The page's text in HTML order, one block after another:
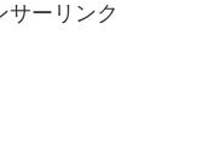
サーリンク